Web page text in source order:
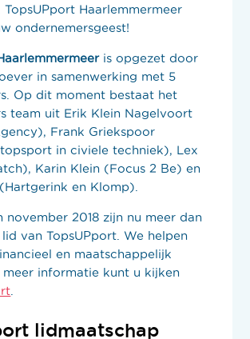
TopsUPport Haarlemmermeer
ondernemersgeest!
is opgezet door
in samenwerking met 5
Op dit moment bestaat het
team uit Erik Klein Nagelvoort
Frank Griekspoor
in civiele techniek), Lex
Karin Klein (Focus 2 Be) en
en Klomp).
november 2018 zijn nu meer dan
van TopsUPport. We helpen
en maatschappelijk
informatie kunt u kijken
lidmaatschap